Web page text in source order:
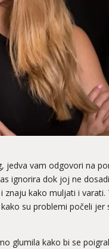
jedva vam odgovori na
ignorira dok joj ne
kako muljati i varati.
su problemi počeli jer
glumila kako bi se